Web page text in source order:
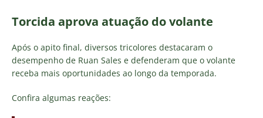
Torcida aprova atuação do volante
Após o apito final, diversos tricolores destacaram o
desempenho de Ruan Sales e defenderam que o volante
receba mais oportunidades ao longo da temporada.
Confira algumas reações: